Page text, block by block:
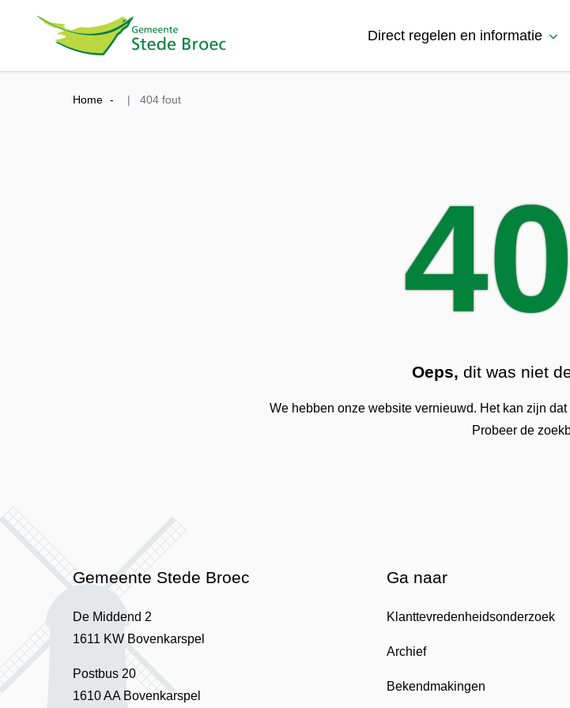
Direct regelen en informatie
Home 404 fout
Oeps, dit was niet
We hebben onze website vernieuwd. Het kan zijn
Probeer de
Gemeente Stede Broec
De Middend 2
1611 KW Bovenkarspel
Postbus 20
1610 AA Bovenkarspel
Ga naar
Klanttevredenheidsonderzoek
Archief
Bekendmakingen